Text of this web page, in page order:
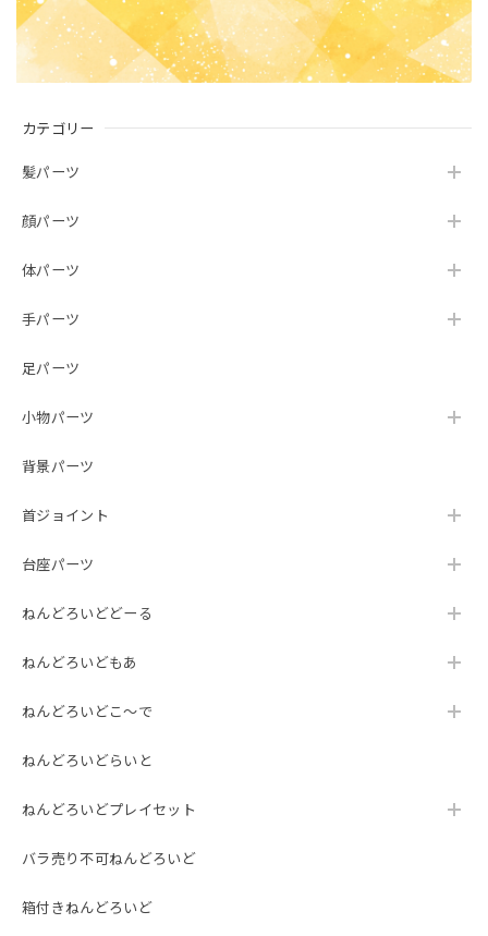
カテゴリー
髪パーツ
顔パーツ
体パーツ
手パーツ
足パーツ
小物パーツ
背景パーツ
首ジョイント
台座パーツ
ねんどろいどどーる
ねんどろいどもあ
ねんどろいどこ～で
ねんどろいどらいと
ねんどろいどプレイセット
バラ売り不可ねんどろいど
箱付きねんどろいど